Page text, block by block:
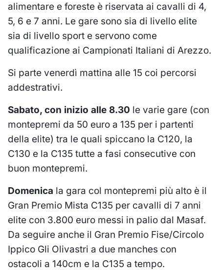
alimentare e foreste è riservata ai cavalli di 4,
5, 6 e 7 anni. Le gare sono sia di livello elite
sia di livello sport e servono come
qualificazione ai Campionati Italiani di Arezzo.
Si parte venerdì mattina alle 15 coi percorsi
addestrativi.
Sabato, con inizio alle 8.30 le varie gare (con
montepremi da 50 euro a 135 per i partenti
della elite) tra le quali spiccano la C120, la
C130 e la C135 tutte a fasi consecutive con
buon montepremi.
Domenica la gara col montepremi più alto è il
Gran Premio Mista C135 per cavalli di 7 anni
elite con 3.800 euro messi in palio dal Masaf.
Da seguire anche il Gran Premio Fise/Circolo
Ippico Gli Olivastri a due manches con
ostacoli a 140cm e la C135 a tempo.